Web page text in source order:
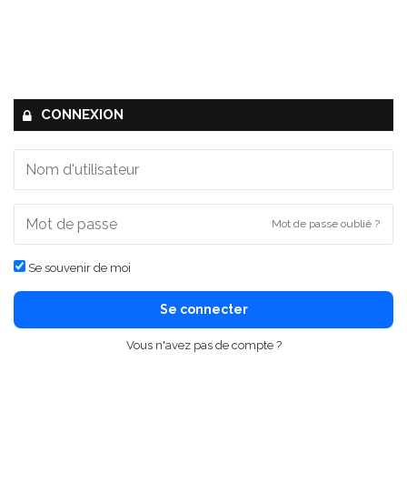
CONNEXION
Mot de passe oublié ?
Se souvenir de moi
Se connecter
Vous n'avez pas de compte ?